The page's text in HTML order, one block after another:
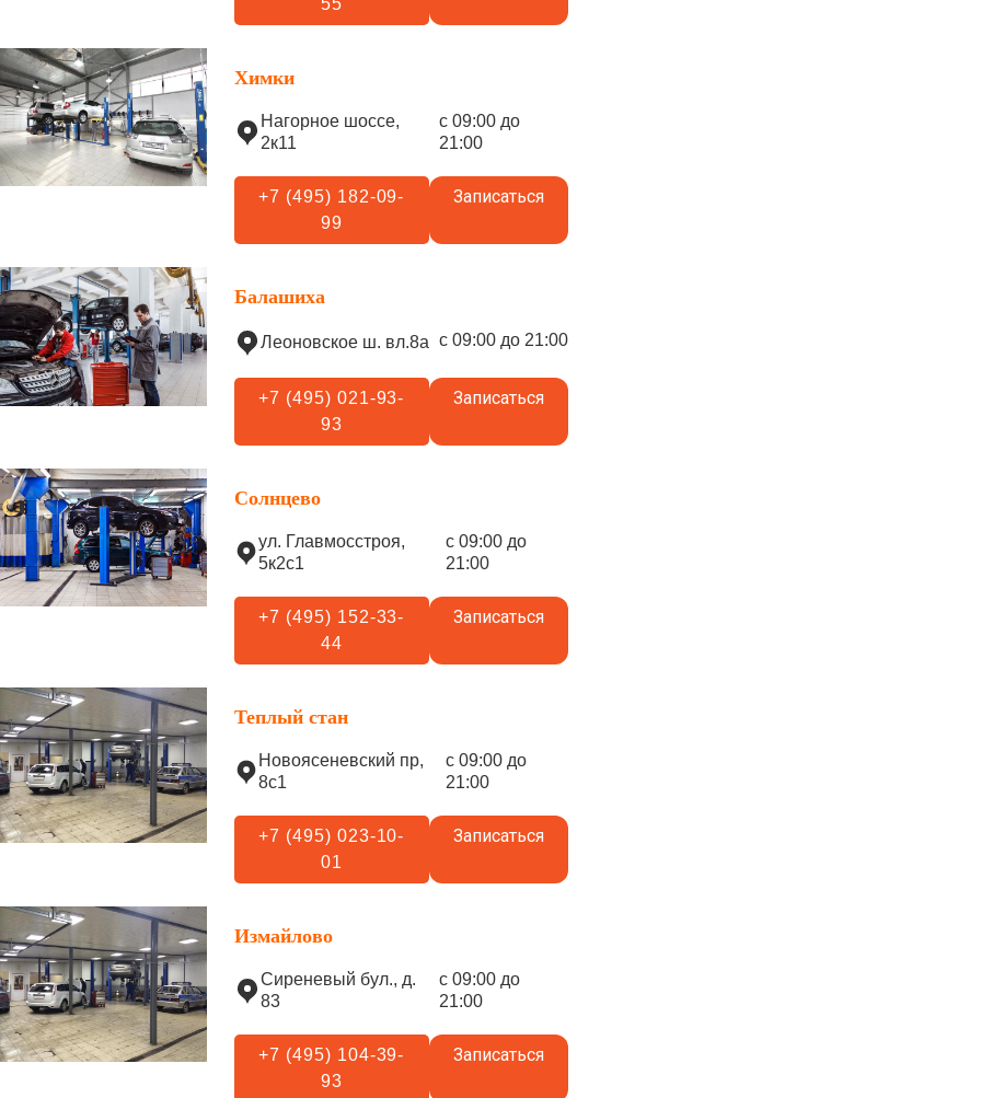
55
Химки
Нагорное шоссе,
2к11
с 09:00 до
21:00
+7 (495) 182-09-
99
Записаться
Балашиха
Леоновское ш. вл.8а с 09:00 до 21:00
+7 (495) 021-93-
93
Записаться
Солнцево
ул. Главмосстроя,
5к2с1
с 09:00 до
21:00
+7 (495) 152-33-
44
Записаться
Теплый стан
Новоясеневский пр,
8с1
с 09:00 до
21:00
+7 (495) 023-10-
01
Записаться
Измайлово
Сиреневый бул., д.
83
с 09:00 до
21:00
+7 (495) 104-39-
93
Записаться